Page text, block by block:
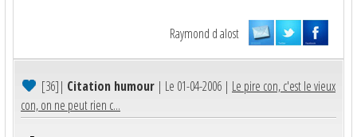
Raymond d alost
[36]| Citation humour | Le 01-04-2006 | Le pire con, c'est le vieux
con, on ne peut rien c...